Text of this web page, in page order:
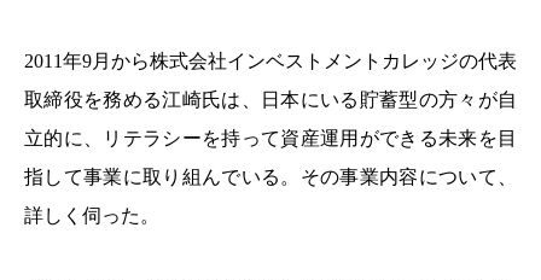
2011年9月から株式会社インベストメントカレッジの代表
取締役を務める江崎氏は、日本にいる貯蓄型の方々が自
立的に、リテラシーを持って資産運用ができる未来を目
指して事業に取り組んでいる。その事業内容について、
詳しく伺った。